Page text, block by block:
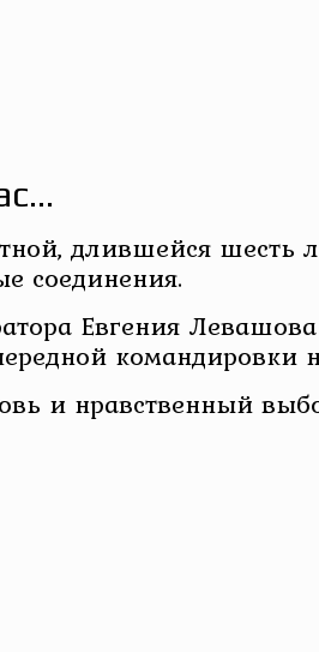
длившейся шесть
соединения.
Евгения
командировки
и нравственный